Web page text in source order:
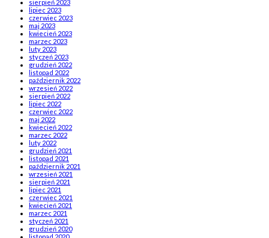
sierpień 2023
lipiec 2023
czerwiec 2023
maj 2023
kwiecień 2023
marzec 2023
luty 2023
styczeń 2023
grudzień 2022
listopad 2022
październik 2022
wrzesień 2022
sierpień 2022
lipiec 2022
czerwiec 2022
maj 2022
kwiecień 2022
marzec 2022
luty 2022
grudzień 2021
listopad 2021
październik 2021
wrzesień 2021
sierpień 2021
lipiec 2021
czerwiec 2021
kwiecień 2021
marzec 2021
styczeń 2021
grudzień 2020